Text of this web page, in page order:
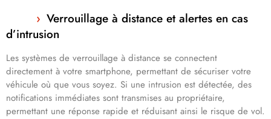
Verrouillage à distance et alertes en cas
d’intrusion
Les systèmes de verrouillage à distance se connectent
directement à votre smartphone, permettant de sécuriser votre
véhicule où que vous soyez. Si une intrusion est détectée, des
notifications immédiates sont transmises au propriétaire,
permettant une réponse rapide et réduisant ainsi le risque de vol.